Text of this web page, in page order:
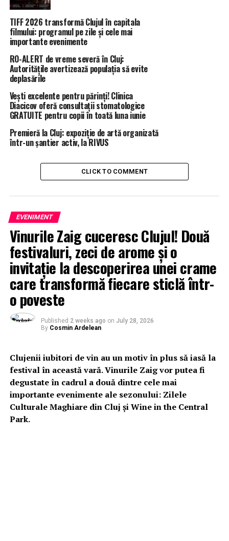
TIFF 2026 transformă Clujul în capitala
filmului: programul pe zile și cele mai
importante evenimente
RO-ALERT de vreme severă în Cluj:
Autoritățile avertizează populația să evite
deplasările
Vești excelente pentru părinți! Clinica
Diacicov oferă consultații stomatologice
GRATUITE pentru copii în toată luna iunie
Premieră la Cluj: expoziție de artă organizată
într-un șantier activ, la RIVUS
CLICK TO COMMENT
EVENIMENT
Vinurile Zaig cuceresc Clujul! Două
festivaluri, zeci de arome și o
invitație la descoperirea unei crame
care transformă fiecare sticlă într-
o poveste
Published 2 weeks ago on July 28, 2026
By Cosmin Ardelean
Clujenii iubitori de vin au un motiv în plus să iasă la
festival în această vară. Vinurile Zaig vor putea fi
degustate în cadrul a două dintre cele mai
importante evenimente ale sezonului: Zilele
Culturale Maghiare din Cluj și Wine in the Central
Park.